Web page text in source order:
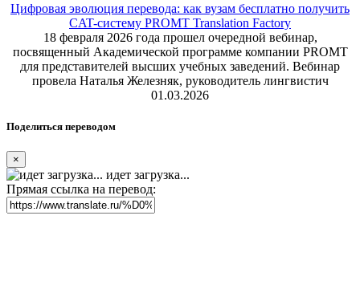
Цифровая эволюция перевода: как вузам бесплатно получить
CAT-систему PROMT Translation Factory
18 февраля 2026 года прошел очередной вебинар,
посвященный Академической программе компании PROMT
для представителей высших учебных заведений. Вебинар
провела Наталья Железняк, руководитель лингвистич
01.03.2026
Поделиться переводом
×
идет загрузка...
Прямая ссылка на перевод: